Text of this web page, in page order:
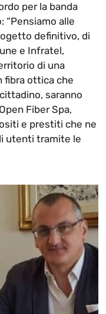
per la banda
“Pensiamo alle
definitivo, di
e Infratel,
di una
ottica che
saranno
Fiber Spa,
e prestiti che ne
utenti tramite le